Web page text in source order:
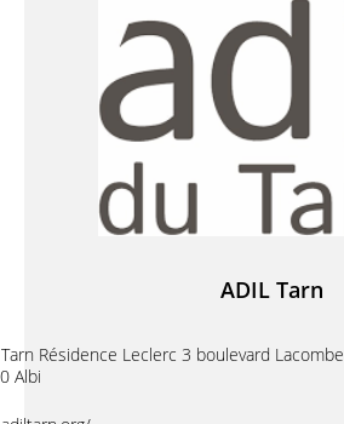
ADIL Tarn
Résidence Leclerc 3 boulevard Lacombe
Albi